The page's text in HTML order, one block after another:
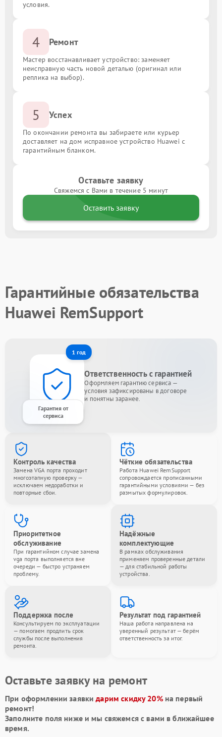
условия.
4 Ремонт
Мастер восстанавливает устройство: заменяет
неисправную часть новой деталью (оригинал или
реплика на выбор).
5 Успех
По окончании ремонта вы забираете или курьер
доставляет на дом исправное устройство Huawei с
гарантийным бланком.
Оставьте заявку
Свяжемся с Вами в течение 5 минут
Оставить заявку
Гарантийные обязательства
Huawei RemSupport
1 год
Гарантия от
сервиса
Ответственность с гарантией
Оформляем гарантию сервиса —
условия зафиксированы в договоре
и понятны заранее.
Контроль качества
Замена VGA порта проходит
многоэтапную проверку —
исключаем недоработки и
повторные сбои.
Чёткие обязательства
Работа Huawei RemSupport
сопровождается прописанными
гарантийными условиями — без
размытых формулировок.
Приоритетное
обслуживание
При гарантийном случае замена
vga порта выполняется вне
очереди — быстро устраняем
проблему.
Надёжные
комплектующие
В рамках обслуживания
применяем проверенные детали
— для стабильной работы
устройства.
Поддержка после
Консультируем по эксплуатации
— помогаем продлить срок
службы после выполнения
ремонта.
Результат под гарантией
Наша работа направлена на
уверенный результат — берём
ответственность за итог.
Оставьте заявку на ремонт
При оформлении заявкидарим скидку 20%на первый
ремонт!
Заполните поля ниже и мы свяжемся с вами в ближайшее
время.